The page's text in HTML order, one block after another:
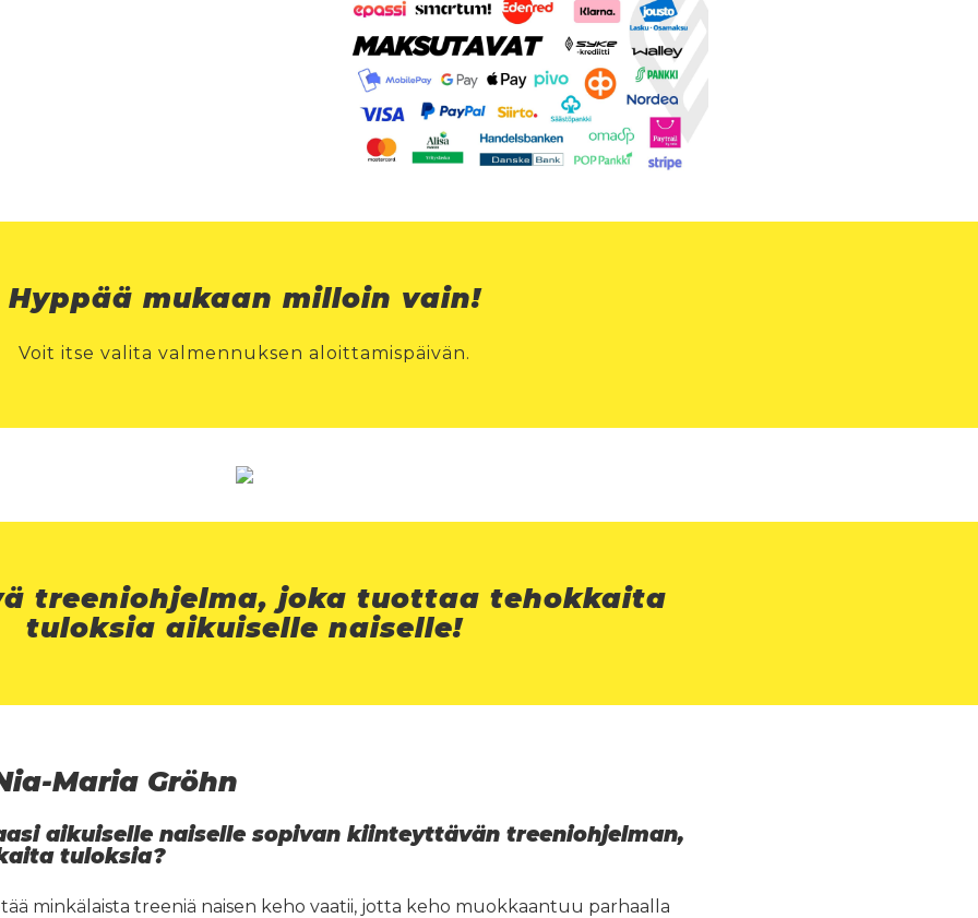
Hyppää mukaan milloin vain!
Voit itse valita valmennuksen aloittamispäivän.
treeniohjelma, joka tuottaa tehokkaita
tuloksia aikuiselle naiselle!
Maria Gröhn
aikuiselle naiselle sopivan kiinteyttävän treeniohjelman,
tuloksia?
minkälaista treeniä naisen keho vaatii, jotta keho muokkaantuu parhaalla